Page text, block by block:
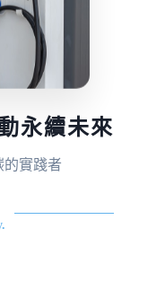
永續未來
的實踐者